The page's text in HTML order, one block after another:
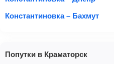
Константиновка – Бахмут
Попутки в Краматорск